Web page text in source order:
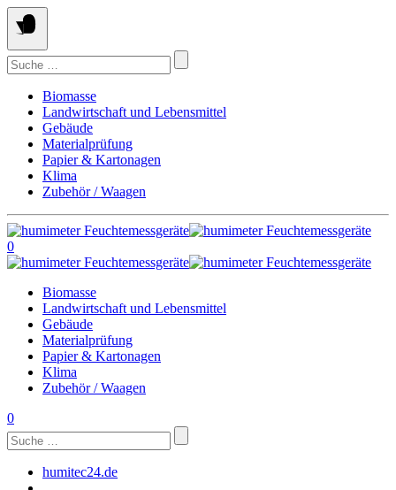
Springe
zum
Inhalt
Suchen
nach:
Biomasse
Landwirtschaft und Lebensmittel
Gebäude
Materialprüfung
Papier & Kartonagen
Klima
Zubehör / Waagen
0
Biomasse
Landwirtschaft und Lebensmittel
Gebäude
Materialprüfung
Papier & Kartonagen
Klima
Zubehör / Waagen
0
Suchen
nach:
humitec24.de